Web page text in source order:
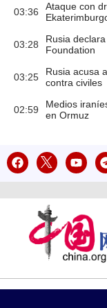
03:36
Ataque con
03:28
Rusia
Foundation
03:25
Rusia acusa
contra civiles
02:59
Medios
en Ormuz